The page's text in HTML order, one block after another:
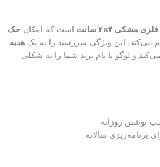
فلزی مشکی ۴×۲ سانت است که امکان حک
می‌کند. این ویژگی سررسید را به یک هدیه
و لوگو یا نام برند شما را به شکلی
نوشتن روزانه
برنامه‌ریزی سالانه